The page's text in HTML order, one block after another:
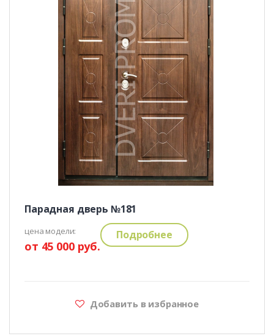
Парадная дверь №181
цена модели:
от 45 000 руб.
Подробнее
Добавить в избранное